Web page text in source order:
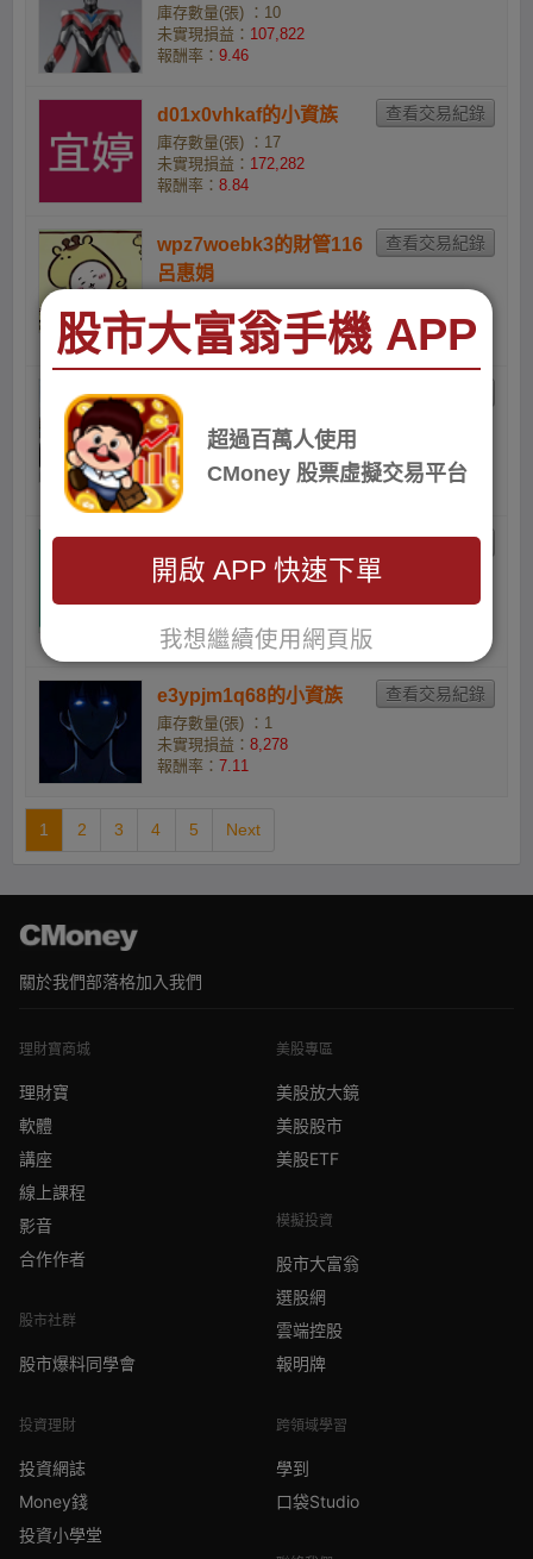
庫存數量(張) ：10
未實現損益： 107,822
報酬率： 9.46
d01x0vhkaf的小資族
庫存數量(張) ：17
未實現損益： 172,282
報酬率： 8.84
wpz7woebk3的財管116
呂惠娟
未實現損益：9,279
報酬率：8.03
四寶499多空都可以？！
的小資族
庫存數量(張) ：10
未實現損益：86,793
報酬率：
吳孟婕
庫存數量(張) ：3
報酬率：7.11
e3ypjm1q68的小資族
庫存數量(張) ：1
未實現損益： 8,278
報酬率： 7.11
1 2 3 4 5 Next
關於我們部落格加入我們
理財寶商城
理財寶
軟體
講座
線上課程
影音
合作作者
股市社群
股市爆料同學會
投資理財
投資網誌
Money錢
投資小學堂
美股專區
美股放大鏡
美股股市
美股ETF
模擬投資
股市大富翁
選股網
雲端控股
報明牌
跨領域學習
學到
口袋Studio
股市大富翁手機 APP
超過百萬人使用
CMoney 股票虛擬交易平台
開啟 APP 快速下單
我想繼續使用網頁版